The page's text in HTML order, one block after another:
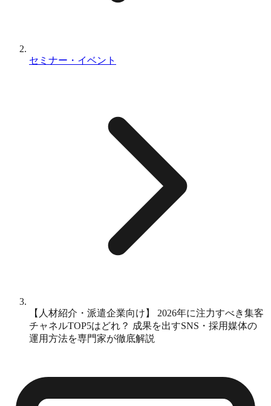
セミナー・イベント
【人材紹介・派遣企業向け】 2026年に注力すべき集客
チャネルTOP5はどれ？ 成果を出すSNS・採用媒体の
運用方法を専門家が徹底解説